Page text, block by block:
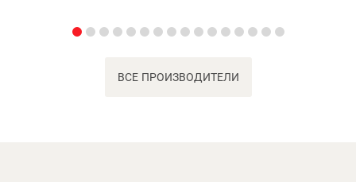
ВСЕ ПРОИЗВОДИТЕЛИ